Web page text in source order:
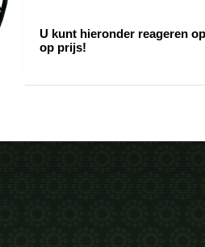
U kunt hieronder reageren
op prijs!